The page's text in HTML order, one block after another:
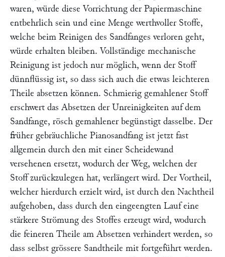
waren, würde diese Vorrichtung der Papiermaschine
entbehrlich sein und eine Menge werthvoller Stoffe,
welche beim Reinigen des Sandfanges verloren geht,
würde erhalten bleiben. Vollständige mechanische
Reinigung ist jedoch nur möglich, wenn der Stoff
dünnflüssig ist, so dass sich auch die etwas leichteren
Theile absetzen können. Schmierig gemahlener Stoff
erschwert das Absetzen der Unreinigkeiten auf dem
Sandfange, rösch gemahlener begünstigt dasselbe. Der
früher gebräuchliche Pianosandfang ist jetzt fast
allgemein durch den mit einer Scheidewand
versehenen ersetzt, wodurch der Weg, welchen der
Stoff zurückzulegen hat, verlängert wird. Der Vortheil,
welcher hierdurch erzielt wird, ist durch den Nachtheil
aufgehoben, dass durch den eingeengten Lauf eine
stärkere Strömung des Stoffes erzeugt wird, wodurch
die feineren Theile am Absetzen verhindert werden, so
dass selbst grössere Sandtheile mit fortgeführt werden.